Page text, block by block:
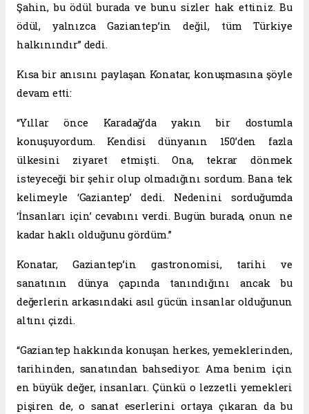
Şahin, bu ödül burada ve bunu sizler hak ettiniz. Bu
ödül, yalnızca Gaziantep’in değil, tüm Türkiye
halkınındır” dedi.
Kısa bir anısını paylaşan Konatar, konuşmasına şöyle
devam etti:
“Yıllar önce Karadağ’da yakın bir dostumla
konuşuyordum. Kendisi dünyanın 150’den fazla
ülkesini ziyaret etmişti. Ona, tekrar dönmek
isteyeceği bir şehir olup olmadığını sordum. Bana tek
kelimeyle ‘Gaziantep’ dedi. Nedenini sorduğumda
‘İnsanları için’ cevabını verdi. Bugün burada, onun ne
kadar haklı olduğunu gördüm.”
Konatar, Gaziantep’in gastronomisi, tarihi ve
sanatının dünya çapında tanındığını ancak bu
değerlerin arkasındaki asıl gücün insanlar olduğunun
altını çizdi.
“Gaziantep hakkında konuşan herkes, yemeklerinden,
tarihinden, sanatından bahsediyor. Ama benim için
en büyük değer, insanları. Çünkü o lezzetli yemekleri
pişiren de, o sanat eserlerini ortaya çıkaran da bu